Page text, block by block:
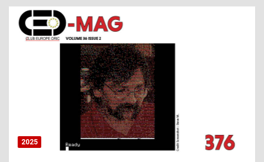
c
h
i
s
t
o
r
2025